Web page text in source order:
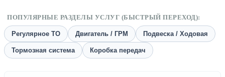
ПОПУЛЯРНЫЕ РАЗДЕЛЫ УСЛУГ (БЫСТРЫЙ ПЕРЕХОД):
Регулярное ТО Двигатель / ГРМ Подвеска / Ходовая
Тормозная система Коробка передач